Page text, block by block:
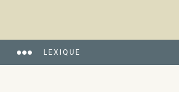
LEXIQUE